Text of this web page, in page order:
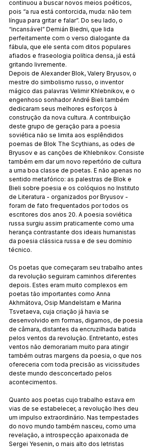
continuou a buscar novos meios poéticos,
pois “a rua está contorcida, muda: não tem
língua para gritar e falar”. Do seu lado, o
“incansável” Demián Biedni, que lida
perfeitamente com o verso dialogante da
fábula, que ele senta com ditos populares
afiados e fraseologia política densa, já está
gritando livremente.
Depois de Alexander Blok, Valery Bryusov, o
mestre do simbolismo russo, o inventor
mágico das palavras Velimir Khlebnikov, e o
engenhoso sonhador André Bieli também
dedicaram seus melhores esforços à
construção da nova cultura. A contribuição
deste grupo de geração para a poesia
soviética não se limita aos esplêndidos
poemas de Blok The Scythians, as odes de
Bryusov e as canções de Khlebnikov. Consiste
também em dar um novo repertório de cultura
a uma boa classe de poetas. E não apenas no
sentido metafórico: as palestras de Blok e
Bieli sobre poesia e os colóquios no Instituto
de Literatura - organizados por Bryusov -
foram de fato frequentados por todos os
escritores dos anos 20. A poesia soviética
russa surgiu assim praticamente como uma
herança contrastante dos ideais humanistas
da poesia clássica russa e de seu domínio
técnico.
Os poetas que começaram seu trabalho antes
da revolução seguiram caminhos diferentes
depois. Estes eram muito complexos em
poetas tão importantes como Anna
Akhmátova, Osip Mandelstam e Marina
Tsvetaeva, cuja criação já havia se
desenvolvido em formas, digamos, de poesia
de câmara, distantes da encruzilhada batida
pelos ventos da revolução. Entretanto, estes
ventos não demorariam muito para atingir
também outras margens da poesia, o que nos
ofereceria com toda precisão as vicissitudes
deste mundo desconcertado pelos
acontecimentos.
Quanto aos poetas cujo trabalho estava em
vias de se estabelecer, a revolução lhes deu
um impulso extraordinário. Nas tempestades
do novo mundo também nasceu, como uma
revelação, a introspecção apaixonada de
Sergei Yesenin, o mais alto dos letristas